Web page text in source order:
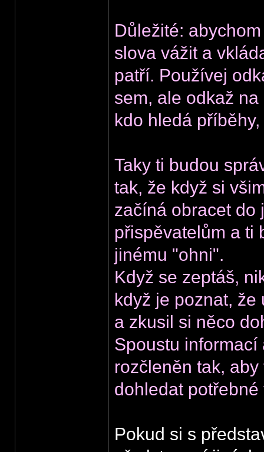
Důležité:
slova vážit a
patří. Používej
sem, ale odkaž
kdo hledá
Taky ti budou
tak, že když si
začíná obracet do
přispěvatelům a ti
jinému "ohni".
Když se zeptáš,
když je poznat,
a zkusil si něco
Spoustu informací
rozčleněn tak,
dohledat potřebné
Pokud si s